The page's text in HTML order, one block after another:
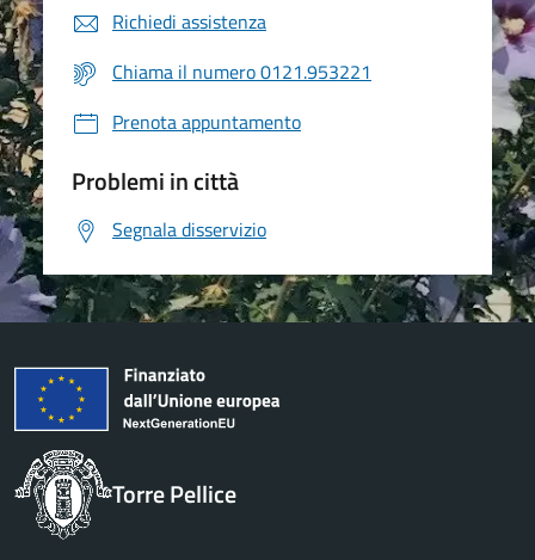
Richiedi assistenza
Chiama il numero 0121.953221
Prenota appuntamento
Problemi in città
Segnala disservizio
Torre Pellice